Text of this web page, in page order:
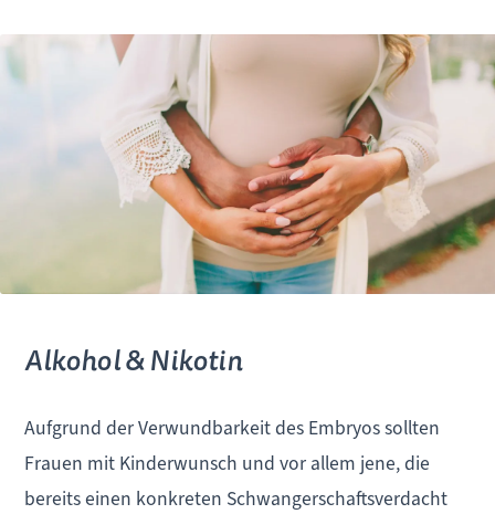
Alkohol & Nikotin
Aufgrund der Verwundbarkeit des Embryos sollten
Frauen mit Kinderwunsch und vor allem jene, die
bereits einen konkreten Schwangerschaftsverdacht